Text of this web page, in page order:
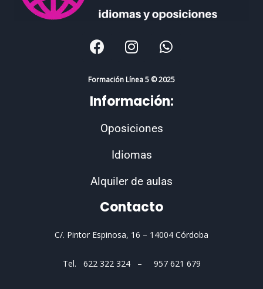
F
a
e
b
o
o
I
n
t
a
g
r
m
W
h
t
s
a
Formación Línea 5 © 2025
Información:
Oposiciones
Idiomas
Alquiler de aulas
Contacto
C/. Pintor Espinosa, 16 – 14004 Córdoba
Tel. 622 322 324 – 957 621 679